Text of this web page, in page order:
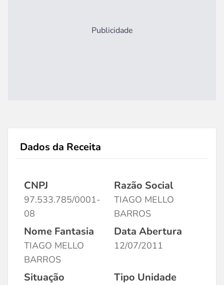
Publicidade
Dados da Receita
CNPJ
97.533.785/0001-
08
Razão Social
TIAGO MELLO
BARROS
Nome Fantasia
TIAGO MELLO
BARROS
Data Abertura
12/07/2011
Situação Tipo Unidade